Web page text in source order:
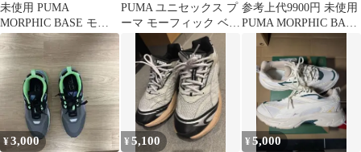
未使用 PUMA
MORPHIC BASE モー
フィック ベース スニー
カー プーマ 392982 01
ホワイト 28.5cm
（4775M）
PUMA ユニセックス プ
ーマ モーフィック ベー
ス スニーカー
参考上代9900円 未使用
PUMA MORPHIC BASE
モーフィック ベース プ
ーマ 392982-01 ホワイ
ト 27.5cm （5108M）
¥3,000 ¥5,100 ¥5,000